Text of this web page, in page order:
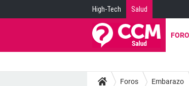
High-Tech Salud
Foros Embarazo